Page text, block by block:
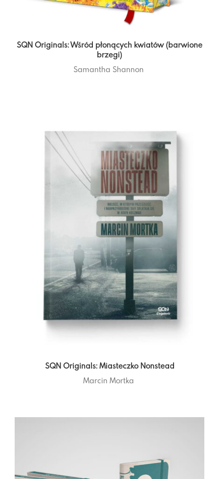
SQN Originals: Wśród płonących kwiatów (barwione
brzegi)
Samantha Shannon
SQN Originals: Miasteczko Nonstead
Marcin Mortka